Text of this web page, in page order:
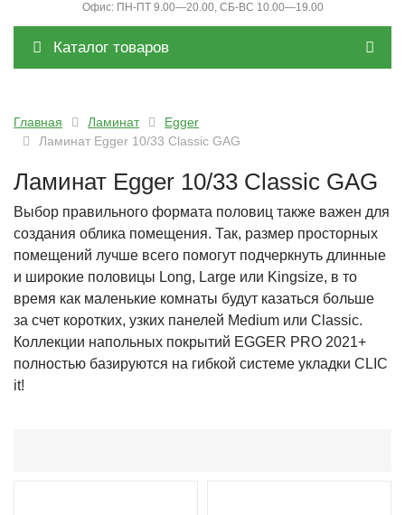
Офис: ПН-ПТ 9.00—20.00, СБ-ВС 10.00—19.00
Каталог товаров
Главная Ламинат
Egger
Ламинат Egger 10/33 Classic GAG
Ламинат Egger 10/33 Classic GAG
Выбор правильного формата половиц также важен для
создания облика помещения. Так, размер просторных
помещений лучше всего помогут подчеркнуть длинные
и широкие половицы Long, Large или Kingsize, в то
время как маленькие комнаты будут казаться больше
за счет коротких, узких панелей Medium или Classic.
Коллекции напольных покрытий EGGER PRO 2021+
полностью базируются на гибкой системе укладки CLIC
it!